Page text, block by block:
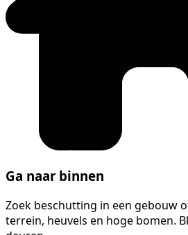
Ga naar binnen
Zoek beschutting in een gebouw
terrein, heuvels en hoge bomen.